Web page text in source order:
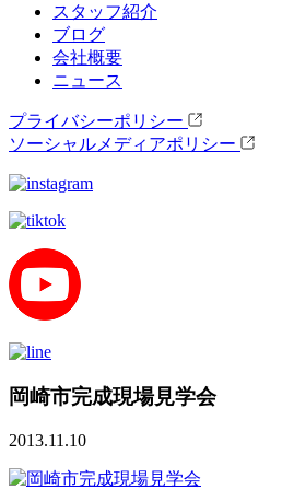
スタッフ紹介
ブログ
会社概要
ニュース
プライバシーポリシー
ソーシャルメディアポリシー
岡崎市完成現場見学会
2013.11.10